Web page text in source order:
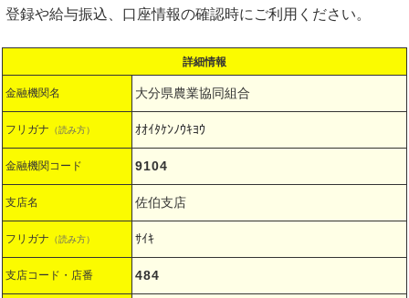
登録や給与振込、口座情報の確認時にご利用ください。
詳細情報
金融機関名 大分県農業協同組合
フリガナ （読み方） ｵｵｲﾀｹﾝﾉｳｷﾖｳ
金融機関コード 9104
支店名 佐伯支店
フリガナ （読み方） ｻｲｷ
支店コード・店番 484